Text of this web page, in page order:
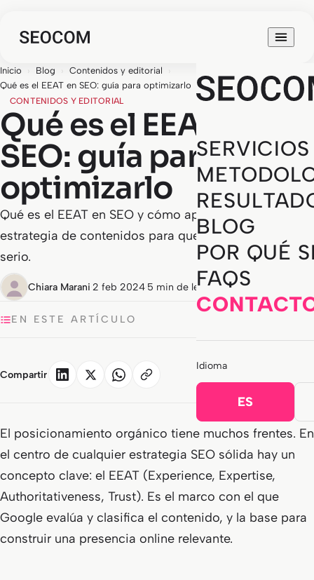
SERVICIOS
BLOG
POR QUÉ
FAQS
Idioma
ES
Inicio › Blog › Contenidos y editorial
›
Qué es el EEAT en SEO: guía para optimizarlo
CONTENIDOS Y EDITORIAL
Qué es el EEAT en
SEO: guía para
optimizarlo
Qué es el EEAT en SEO y cómo aplicarlo en tu
estrategia de contenidos para que Google te tome en
serio.
Chiara Marani·2 feb 2024·5 min de lectura
EN ESTE ARTÍCULO
Compartir
El posicionamiento orgánico tiene muchos frentes. En
el centro de cualquier estrategia SEO sólida hay un
concepto clave: el EEAT (Experience, Expertise,
Authoritativeness, Trust). Es el marco con el que
Google evalúa y clasifica el contenido, y la base para
construir una presencia online relevante.